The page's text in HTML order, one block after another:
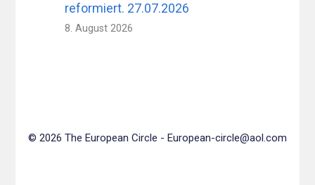
reformiert. 27.07.2026
8. August 2026
© 2026 The European Circle - European-circle@aol.com